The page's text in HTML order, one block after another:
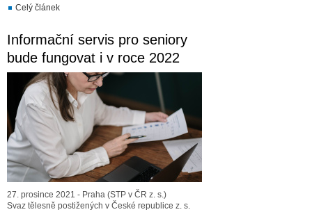
Celý článek
Informační servis pro seniory
bude fungovat i v roce 2022
27. prosince 2021 - Praha (STP v ČR z. s.)
Svaz tělesně postižených v České republice z. s.